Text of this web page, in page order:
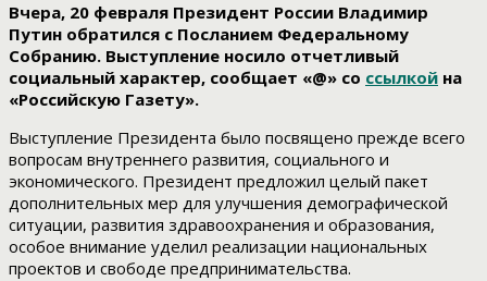
Вчера, 20 февраля Президент России Владимир
Путин обратился с Посланием Федеральному
Собранию. Выступление носило отчетливый
социальный характер, сообщает «@» со ссылкой на
«Российскую Газету».
Выступление Президента было посвящено прежде всего
вопросам внутреннего развития, социального и
экономического. Президент предложил целый пакет
дополнительных мер для улучшения демографической
ситуации, развития здравоохранения и образования,
особое внимание уделил реализации национальных
проектов и свободе предпринимательства.